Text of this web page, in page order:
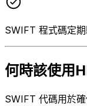
SWIFT 程式碼定
何時該使用
SWIFT 代碼用於